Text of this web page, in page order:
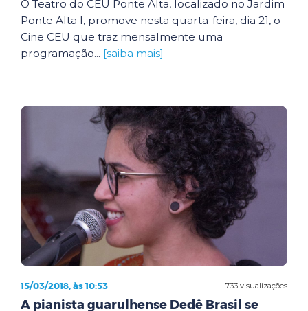
O Teatro do CEU Ponte Alta, localizado no Jardim
Ponte Alta I, promove nesta quarta-feira, dia 21, o
Cine CEU que traz mensalmente uma
programação... [saiba mais]
733 visualizações
15/03/2018, às 10:53
A pianista guarulhense Dedê Brasil se